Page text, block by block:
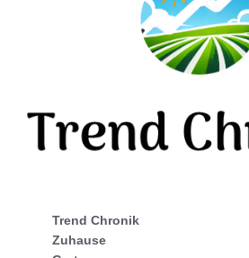
Trend Chronik
Zuhause